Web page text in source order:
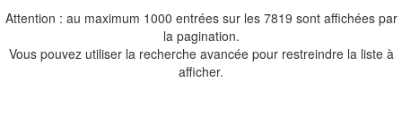
Attention : au maximum 1000 entrées sur les 7819 sont affichées par
la pagination.
Vous pouvez utiliser la recherche avancée pour restreindre la liste à
afficher.